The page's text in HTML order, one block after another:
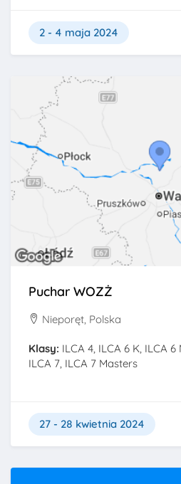
2 - 4 maja 2024
Puchar WOZŻ
Nieporęt, Polska
Klasy: ILCA 4, ILCA 6 K, ILCA
ILCA 7, ILCA 7 Masters
27 - 28 kwietnia 2024